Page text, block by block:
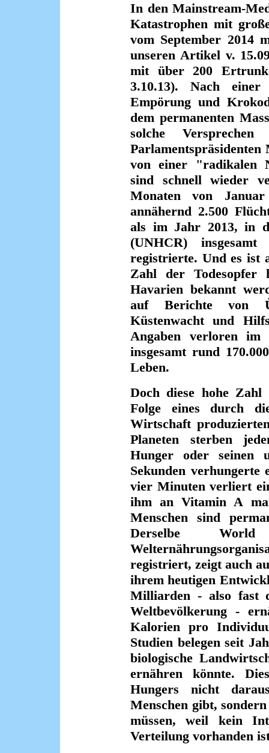
In den Mainstream-
Katastrophen mit
vom September 2014
unseren Artikel v.
mit über 200
3.10.13). Nach
Empörung und
dem permanenten
solche
von einer "radikalen
sind schnell wieder
Monaten von
annähernd 2.500
als im Jahr 2013, in
(UNHCR)
registrierte. Und es ist
Zahl der
Havarien bekannt
auf Berichte von
Küstenwacht und
Angaben verloren
insgesamt rund
Leben.
Doch diese hohe
Folge eines durch
Wirtschaft
Planeten sterben
Hunger oder seinen
Sekunden
vier Minuten verliert
ihm an Vitamin A
Menschen sind
Derselbe
registriert, zeigt auch
ihrem heutigen
Milliarden - also fast
Weltbevölkerung -
Kalorien pro
Studien belegen seit
biologische
ernähren könnte.
Hungers nicht
Menschen gibt,
müssen, weil kein
Verteilung vorhanden